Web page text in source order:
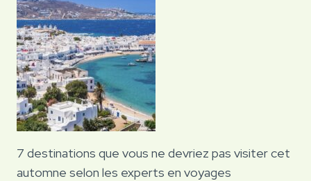
7 destinations que vous ne devriez pas visiter cet
automne selon les experts en voyages